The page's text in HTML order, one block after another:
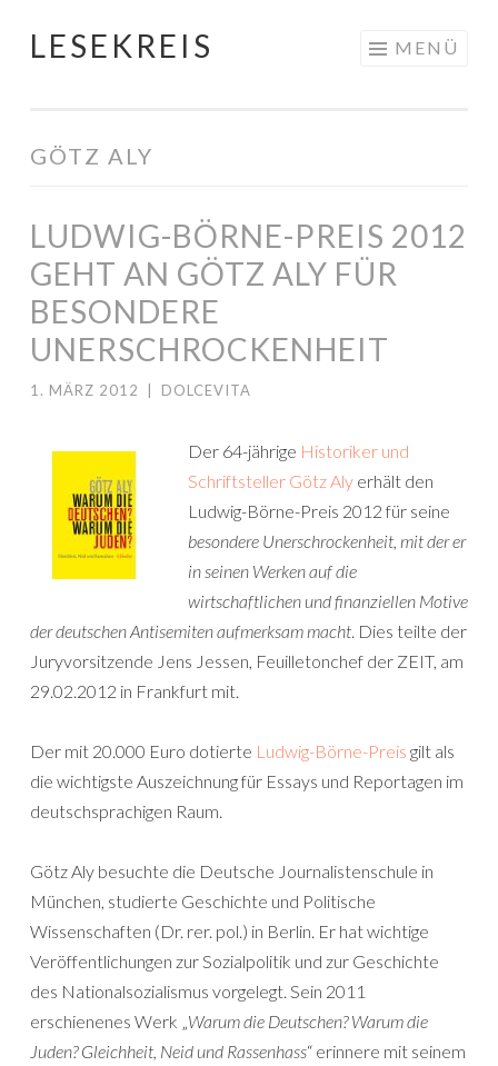
Springe
LESEKREIS MENÜ
GÖTZ ALY
LUDWIG-BÖRNE-PREIS 2012
GEHT AN GÖTZ ALY FÜR
BESONDERE
UNERSCHROCKENHEIT
1. MÄRZ 2012 DOLCEVITA
Der 64-jährige Historiker und
Schriftsteller Götz Aly erhält den
Ludwig-Börne-Preis 2012 für seine
besondere Unerschrockenheit, mit der er
in seinen Werken auf die
wirtschaftlichen und finanziellen Motive
der deutschen Antisemiten aufmerksam macht. Dies teilte der
Juryvorsitzende Jens Jessen, Feuilletonchef der ZEIT, am
29.02.2012 in Frankfurt mit.
Der mit 20.000 Euro dotierte Ludwig-Börne-Preis gilt als
die wichtigste Auszeichnung für Essays und Reportagen im
deutschsprachigen Raum.
Götz Aly besuchte die Deutsche Journalistenschule in
München, studierte Geschichte und Politische
Wissenschaften (Dr. rer. pol.) in Berlin. Er hat wichtige
Veröffentlichungen zur Sozialpolitik und zur Geschichte
des Nationalsozialismus vorgelegt. Sein 2011
erschienenes Werk „Warum die Deutschen? Warum die
Juden? Gleichheit, Neid und Rassenhass“ erinnere mit seinem